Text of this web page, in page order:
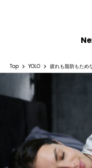
Top YOLO 疲れも脂肪もため